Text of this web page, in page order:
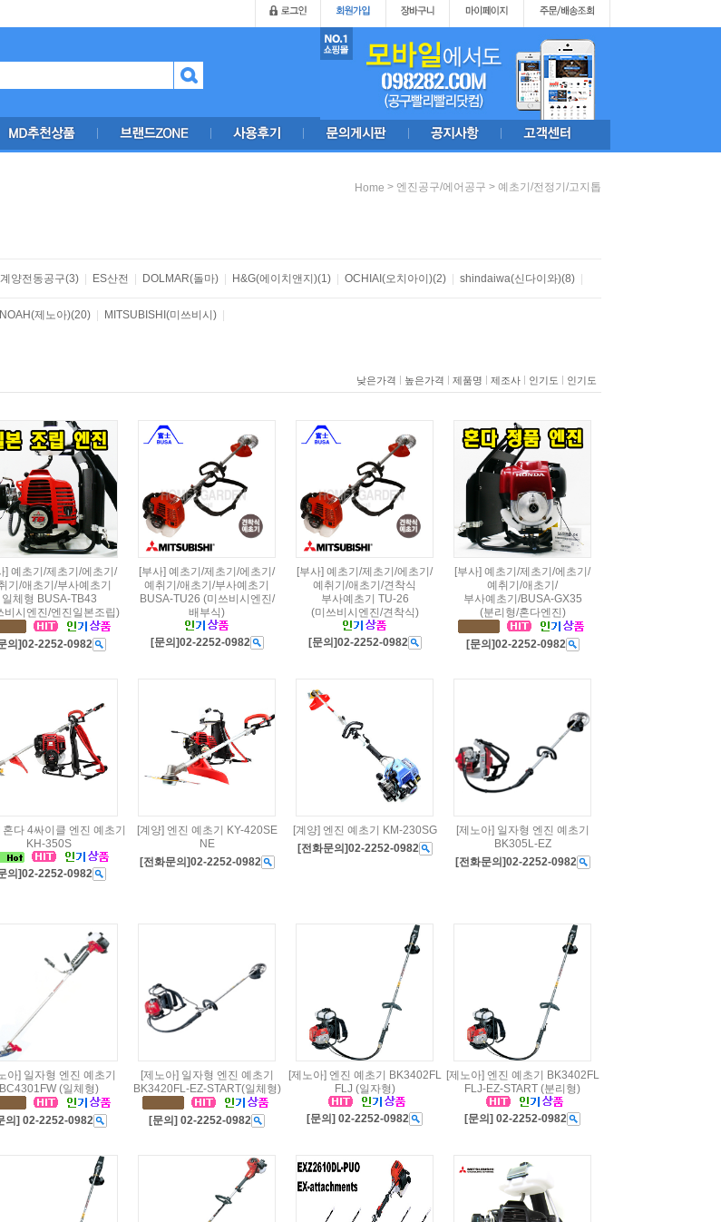
Home > 엔진공구/에어공구 > 예초기/전정기/고지톱
양전동공구(3) ES산전 DOLMAR(돌마) H&G(에이치앤지)(1) OCHIAI(오치아이)(2) shindaiwa(신다이와)(8)
제노아)(20) MITSUBISHI(미쓰비시)
낮은가격 | 높은가격 | 제품명 | 제조사 | 인기도 | 인기도
] 예초기/제초기/에초기/
기/애초기/부사예초기
일체형 BUSA-TB43
비시엔진/엔진일본조립)
의]02-2252-0982
[부사] 예초기/제초기/에초기/
예취기/애초기/부사예초기
BUSA-TU26 (미쓰비시엔진/
배부식)
[문의]02-2252-0982
[부사] 예초기/제초기/에초기/
예취기/애초기/견착식
부사예초기 TU-26
(미쓰비시엔진/견착식)
[문의]02-2252-0982
[부사] 예초기/제초기/에초기/
예취기/애초기/
부사예초기/BUSA-GX35
(분리형/혼다엔진)
[문의]02-2252-0982
혼다 4싸이클 엔진 예초기
KH-350S
의]02-2252-0982
[계양] 엔진 예초기 KY-420SE
NE
[전화문의]02-2252-0982
[계양] 엔진 예초기 KM-230SG
[전화문의]02-2252-0982
[제노아] 일자형 엔진 예초기
BK305L-EZ
[전화문의]02-2252-0982
아] 일자형 엔진 예초기
BC4301FW (일체형)
의] 02-2252-0982
[제노아] 일자형 엔진 예초기
BK3420FL-EZ-START(일체형)
[문의] 02-2252-0982
[제노아] 엔진 예초기 BK3402FL
FLJ (일자형)
[문의] 02-2252-0982
[제노아] 엔진 예초기 BK3402FL
FLJ-EZ-START (분리형)
[문의] 02-2252-0982